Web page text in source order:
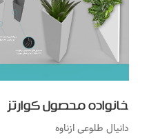
خانواده محصول کوارتز
دانیال طلوعی ازناوه